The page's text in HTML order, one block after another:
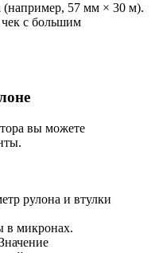
(например, 57 мм × 30 м).
с большим
вы можете
рулона и втулки
в микронах.